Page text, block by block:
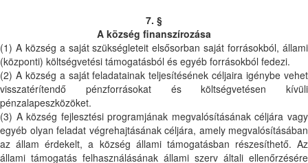
7. §
A község finanszírozása
(1) A község a saját szükségleteit elsősorban saját forrásokból, állami
(központi) költségvetési támogatásból és egyéb forrásokból fedezi.
(2) A község a saját feladatainak teljesítésének céljaira igénybe vehet
visszatérítendő pénzforrásokat és költségvetésen kívüli
pénzalapeszközöket.
(3) A község fejlesztési programjának megvalósításának céljára vagy
egyéb olyan feladat végrehajtásának céljára, amely megvalósításában
az állam érdekelt, a község állami támogatásban részesíthető. Az
állami támogatás felhasználásának állami szerv általi ellenőrzésére